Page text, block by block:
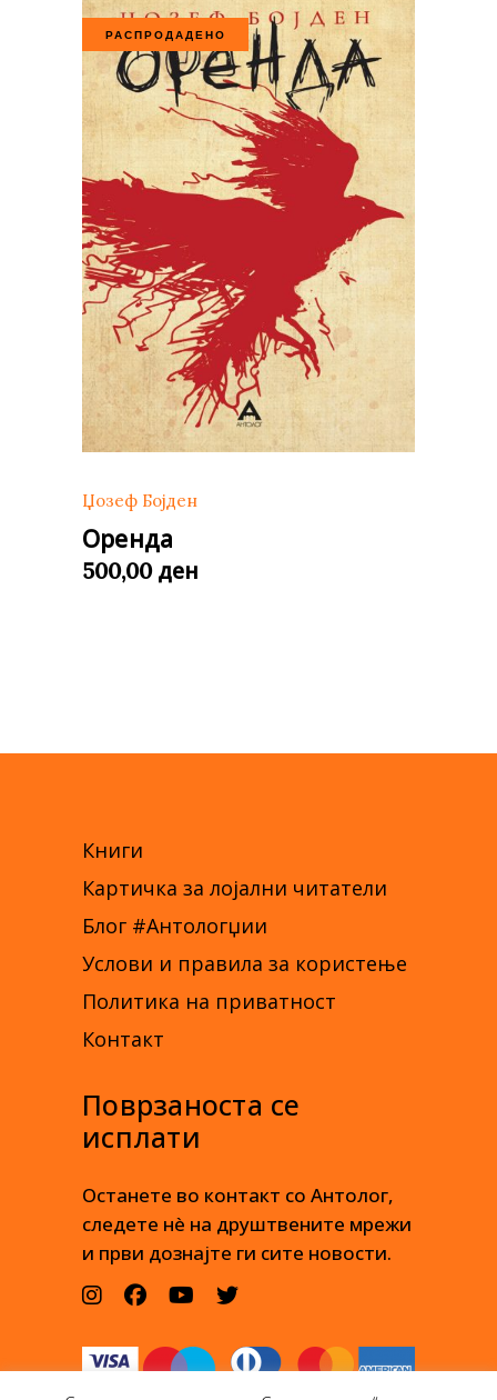
РАСПРОДАДЕНО
Џозеф Бојден
Оренда
500,00 ден
Книги
Картичка за лојални читатели
Блог #Антологџии
Услови и правила за користење
Политика на приватност
Контакт
Поврзаноста се
исплати
Останете во контакт со Антолог,
следете нè на друштвените мрежи
и први дознајте ги сите новости.